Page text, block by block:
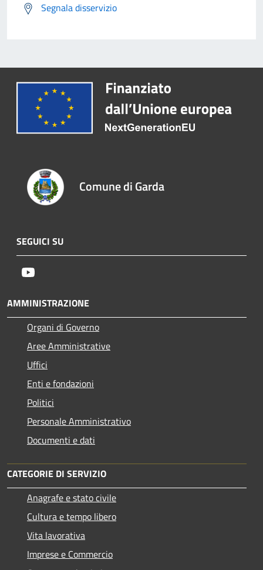
Segnala disservizio
Comune di Garda
SEGUICI SU
AMMINISTRAZIONE
Organi di Governo
Aree Amministrative
Uffici
Enti e fondazioni
Politici
Personale Amministrativo
Documenti e dati
CATEGORIE DI SERVIZIO
Anagrafe e stato civile
Cultura e tempo libero
Vita lavorativa
Imprese e Commercio